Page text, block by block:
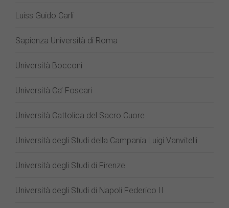
Luiss Guido Carli
Sapienza Università di Roma
Università Bocconi
Università Ca’ Foscari
Università Cattolica del Sacro Cuore
Università degli Studi della Campania Luigi Vanvitelli
Università degli Studi di Firenze
Università degli Studi di Napoli Federico II